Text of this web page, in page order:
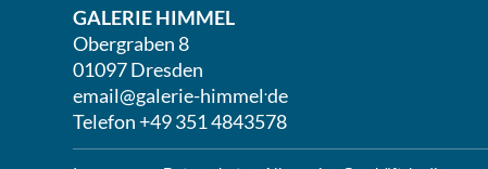
GALERIE HIMMEL
Obergraben 8
01097 Dresden
email@galerie-himmel.de
Telefon +49 351 4843578